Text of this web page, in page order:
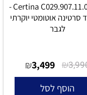
Certina C029.907.11.041.00 -
סרטינה אוטומטי יוקרתי
לגבר
₪
₪3,499
הוסף לסל